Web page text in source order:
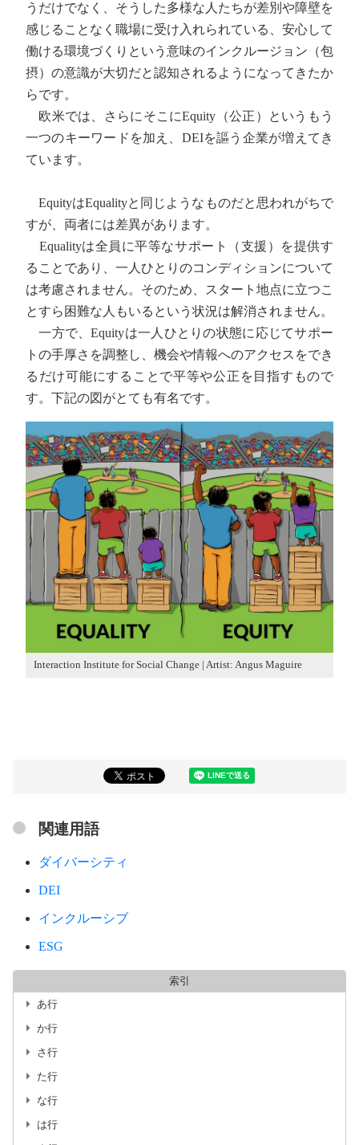
うだけでなく、そうした多様な人たちが差別や障壁を
感じることなく職場に受け入れられている、安心して
働ける環境づくりという意味のインクルージョン（包
摂）の意識が大切だと認知されるようになってきたか
らです。
欧米では、さらにそこにEquity（公正）というもう
一つのキーワードを加え、DEIを謳う企業が増えてき
ています。
EquityはEqualityと同じようなものだと思われがちで
すが、両者には差異があります。
Equalityは全員に平等なサポート（支援）を提供す
ることであり、一人ひとりのコンディションについて
は考慮されません。そのため、スタート地点に立つこ
とすら困難な人もいるという状況は解消されません。
一方で、Equityは一人ひとりの状態に応じてサポー
トの手厚さを調整し、機会や情報へのアクセスをでき
るだけ可能にすることで平等や公正を目指すもので
す。下記の図がとても有名です。
Interaction Institute for Social Change | Artist: Angus Maguire
関連用語
ダイバーシティ
DEI
インクルーシブ
ESG
索引
あ行
か行
さ行
た行
な行
は行